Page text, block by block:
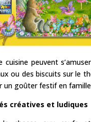
cuisine peuvent
ou des biscuits sur le
un goûter festif en
créatives et ludiques